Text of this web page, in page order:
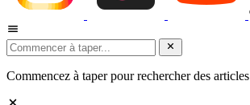
Commencez à taper pour rechercher des articles